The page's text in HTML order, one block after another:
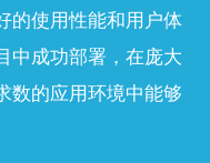
的使用性能和用户体
中成功部署，在庞大
数的应用环境中能够